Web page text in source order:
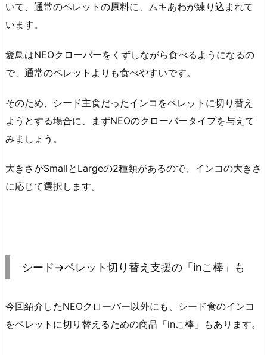
いて、通常のペレットの原料に、ムキあわが練り込まれて
います。
愛鳥はNEOクローバーをくずしながら食べるようになるの
で、通常のペレットよりも食べやすいです。
そのため、シード主食だったインコをペレットに切り替え
ようとする場合に、まずNEOのクローバータイプを与えて
みましょう。
大きさがSmallとLargeの2種類があるので、インコの大きさ
に応じて選択します。
シード→ペレット切り替え支援の「inこ棒」も
今回紹介したNEOクローバー以外にも、シード食のインコ
をペレットに切り替えるための商品「inこ棒」もあります。